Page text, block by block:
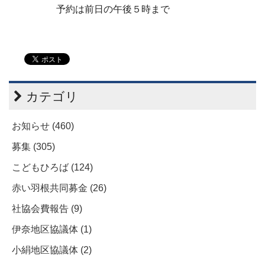
予約は前日の午後５時まで
カテゴリ
お知らせ (460)
募集 (305)
こどもひろば (124)
赤い羽根共同募金 (26)
社協会費報告 (9)
伊奈地区協議体 (1)
小絹地区協議体 (2)